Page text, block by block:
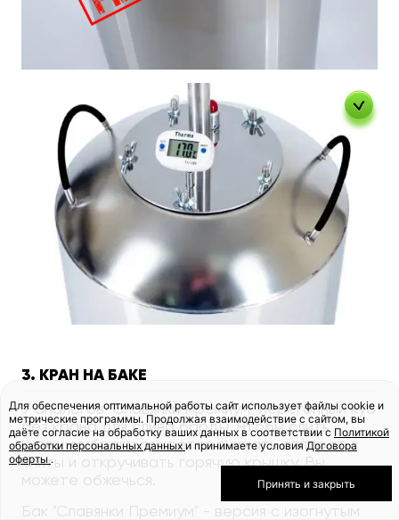
3. КРАН НА БАКЕ
У аналогов "Славянки Премиум" перегонный куб
без крана для слива барды. Чтобы слить
кипящую брагу, придется снимать аппарат с
плиты и откручивать горячую крышку. Вы
можете обжечься.
Бак "Славянки Премиум" - версия с изогнутым
Для обеспечения оптимальной работы сайт использует файлы cookie и
метрические программы. Продолжая взаимодействие с сайтом, вы
даёте согласие на обработку ваших данных в соответствии с Политикой
обработки персональных данныхи принимаете условияДоговора
оферты.
Принять и закрыть